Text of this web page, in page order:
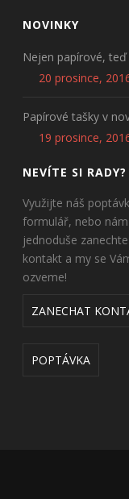
NOVINKY
Nejen papírové,
20 prosince,
Papírové tašky v
19 prosince,
NEVÍTE SI RADY?
Využijte náš
formulář, nebo nám
jednoduše
kontakt a my se
ozveme!
ZANECHAT
POPTÁVKA